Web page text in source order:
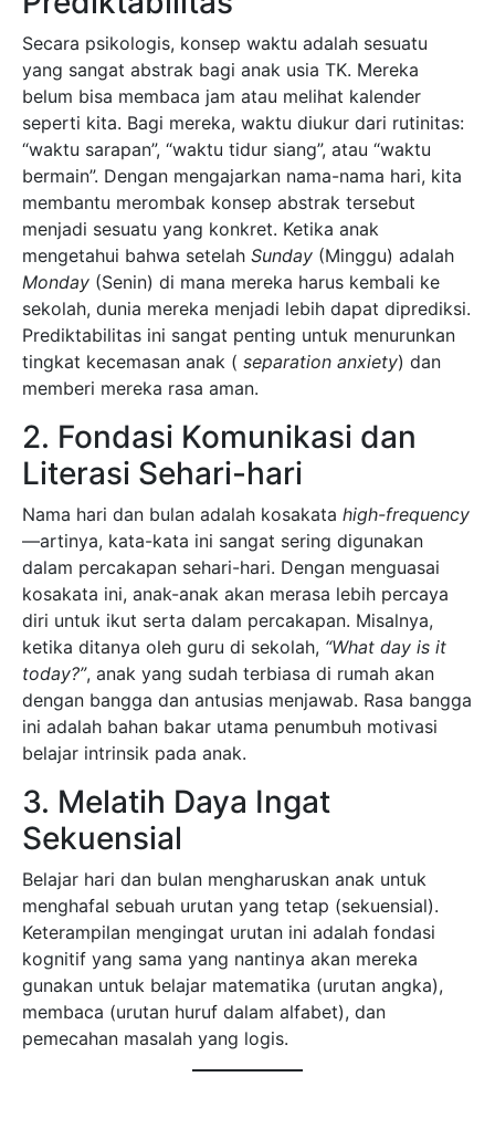
Secara psikologis, konsep waktu adalah sesuatu
yang sangat abstrak bagi anak usia TK. Mereka
belum bisa membaca jam atau melihat kalender
seperti kita. Bagi mereka, waktu diukur dari rutinitas:
“waktu sarapan”, “waktu tidur siang”, atau “waktu
bermain”. Dengan mengajarkan nama-nama hari, kita
membantu merombak konsep abstrak tersebut
menjadi sesuatu yang konkret. Ketika anak
mengetahui bahwa setelah Sunday (Minggu) adalah
Monday (Senin) di mana mereka harus kembali ke
sekolah, dunia mereka menjadi lebih dapat diprediksi.
Prediktabilitas ini sangat penting untuk menurunkan
tingkat kecemasan anak ( separation anxiety) dan
memberi mereka rasa aman.
2. Fondasi Komunikasi dan
Literasi Sehari-hari
Nama hari dan bulan adalah kosakata high-frequency
—artinya, kata-kata ini sangat sering digunakan
dalam percakapan sehari-hari. Dengan menguasai
kosakata ini, anak-anak akan merasa lebih percaya
diri untuk ikut serta dalam percakapan. Misalnya,
ketika ditanya oleh guru di sekolah, “What day is it
today?”, anak yang sudah terbiasa di rumah akan
dengan bangga dan antusias menjawab. Rasa bangga
ini adalah bahan bakar utama penumbuh motivasi
belajar intrinsik pada anak.
3. Melatih Daya Ingat
Sekuensial
Belajar hari dan bulan mengharuskan anak untuk
menghafal sebuah urutan yang tetap (sekuensial).
Keterampilan mengingat urutan ini adalah fondasi
kognitif yang sama yang nantinya akan mereka
gunakan untuk belajar matematika (urutan angka),
membaca (urutan huruf dalam alfabet), dan
pemecahan masalah yang logis.